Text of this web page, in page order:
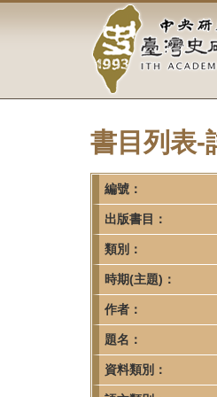
容
中
央
研
究
院-
臺
灣
史
研
究
所-
書目列表-
編號：
出版書目：
類別：
時期(主題)：
作者：
題名：
資料類別：